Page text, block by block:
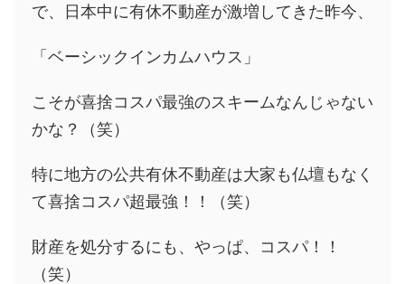
で、日本中に有休不動産が激増してきた昨今、
「ベーシックインカムハウス」
こそが喜捨コスパ最強のスキームなんじゃない
かな？（笑）
特に地方の公共有休不動産は大家も仏壇もなく
て喜捨コスパ超最強！！（笑）
財産を処分するにも、やっぱ、コスパ！！
（笑）